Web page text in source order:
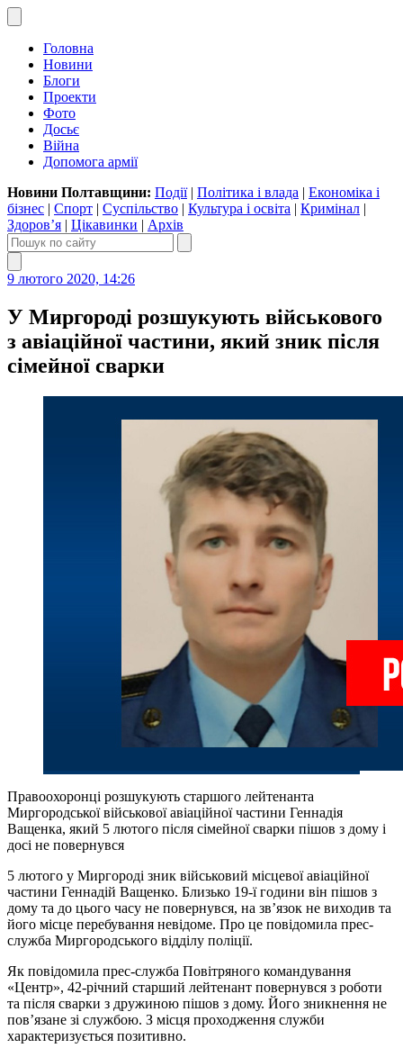
Головна
Новини
Блоги
Проекти
Фото
Досьє
Війна
Допомога армії
Новини Полтавщини: Події| Політика і влада | Економіка і
бізнес | Спорт | Суспільство | Культура і освіта | Кримінал |
Здоров’я | Цікавинки | Архів
9 лютого 2020, 14:26
У Миргороді розшукують військового
з авіаційної частини, який зник після
сімейної сварки
Правоохоронці розшукують старшого лейтенанта
Миргородської військової авіаційної частини Геннадія
Ващенка, який 5 лютого після сімейної сварки пішов з дому і
досі не повернувся
5 лютого у Миргороді зник військовий місцевої авіаційної
частини Геннадій Ващенко. Близько 19-ї години він пішов з
дому та до цього часу не повернувся, на зв’язок не виходив та
його місце перебування невідоме. Про це повідомила прес-
служба Миргородського відділу поліції.
Як повідомила прес-служба Повітряного командування
«Центр», 42-річний старший лейтенант повернувся з роботи
та після сварки з дружиною пішов з дому. Його зникнення не
пов’язане зі службою. З місця проходження служби
характеризується позитивно.